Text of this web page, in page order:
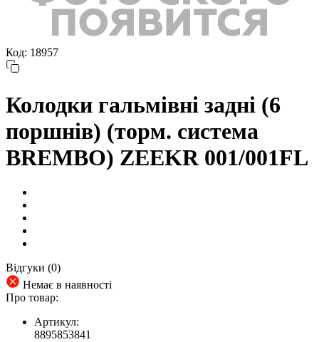
Код: 18957
Колодки гальмівні задні (6
поршнів) (торм. система
BREMBO) ZEEKR 001/001FL
Відгуки (0)
Немає в наявності
Про товар:
Артикул:
8895853841